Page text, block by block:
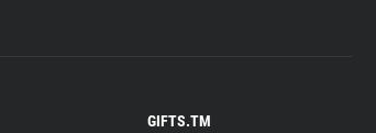
GIFTS.TM